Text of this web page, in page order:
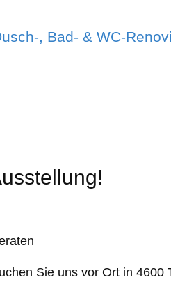
, Bad- & WC-
Sie uns vor Ort in 4600